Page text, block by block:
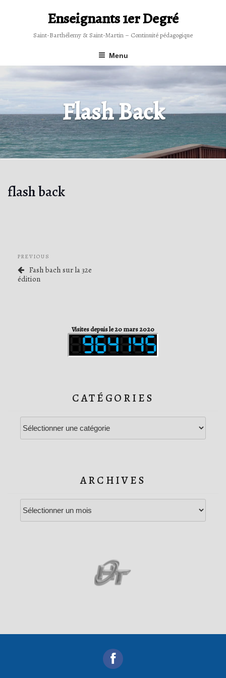
Enseignants 1er Degré
Saint-Barthélemy & Saint-Martin – Continuité pédagogique
Menu
Flash Back
flash back
l’article
Previous
Post
PREVIOUS
Fash bach sur la 32e
édition
Visites depuis le 20 mars 2020
CATÉGORIES
Catégories
ARCHIVES
Archives